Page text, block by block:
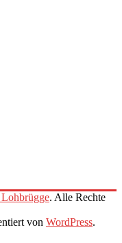
. Alle Rechte
von WordPress.